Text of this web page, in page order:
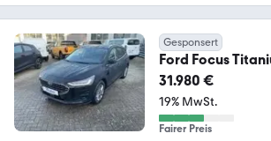
Gesponsert
Ford Focus
Turnier*AUT*NAVI
31.980 €
19% MwSt.
Fairer Preis